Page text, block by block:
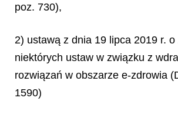
poz. 730),
2) ustawą z dnia 19 lipca 2019 r. o
niektórych ustaw w związku z
rozwiązań w obszarze e-zdrowia
1590)